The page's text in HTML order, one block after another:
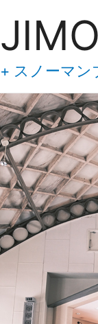
を
ス
ッ
プ
+ スノーマン
な
ー
ア
ド
レ
ス
を
入
力
し
て
下
さ